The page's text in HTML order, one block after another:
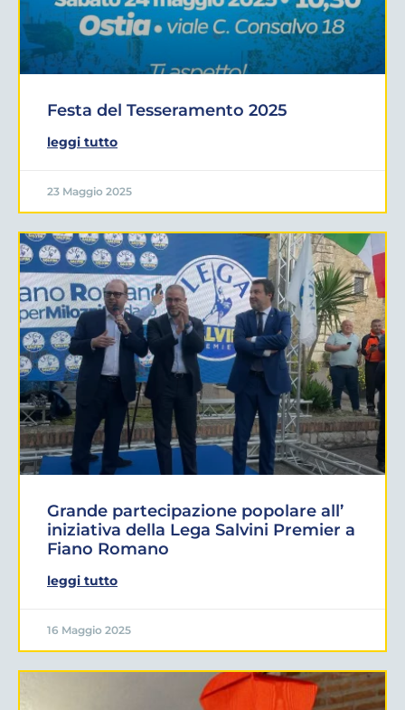
Festa del Tesseramento 2025
leggi tutto
23 Maggio 2025
Grande partecipazione popolare all’
iniziativa della Lega Salvini Premier a
Fiano Romano
leggi tutto
16 Maggio 2025